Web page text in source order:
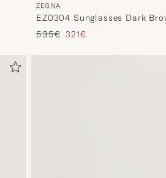
ZEGNA
EZ0304 Sunglasses Dark
Regulärer Preis
535€ Reduzierter Preis
321€